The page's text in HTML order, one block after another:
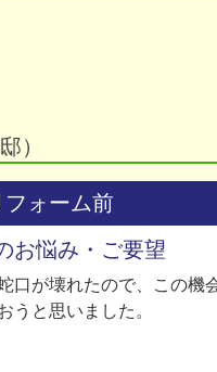
）
フォーム前
お悩み・ご要望
口が壊れたので、この機
うと思いました。